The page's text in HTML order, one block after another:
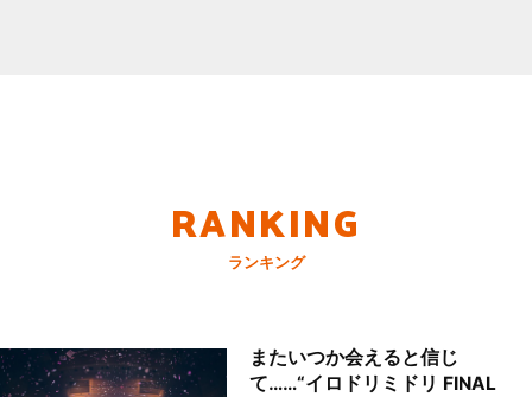
RANKING
ランキング
またいつか会えると信じ
て……“イロドリミドリ FINAL